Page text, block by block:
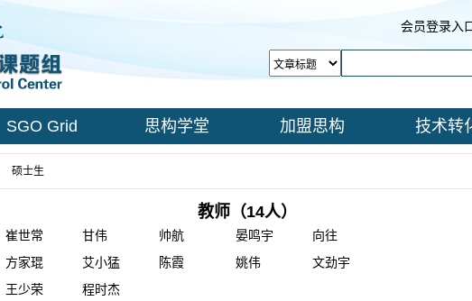
会员登录入
SGO Grid 思构学堂 加盟思构 技术转
硕士生
教师（14人）
崔世常 甘伟 帅航 晏鸣宇
向往
方家琨 艾小猛 陈霞 姚伟
文劲宇
王少荣 程时杰